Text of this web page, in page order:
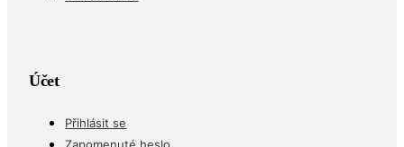
Účet
Přihlásit se